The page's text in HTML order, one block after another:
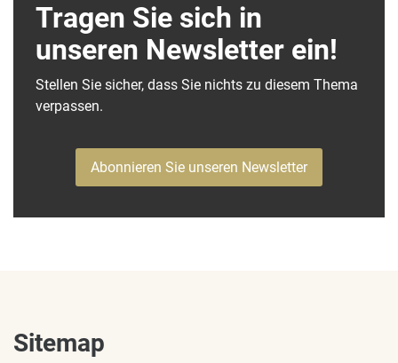
Tragen Sie sich in
unseren Newsletter ein!
Stellen Sie sicher, dass Sie nichts zu diesem Thema
verpassen.
Abonnieren Sie unseren Newsletter
Sitemap